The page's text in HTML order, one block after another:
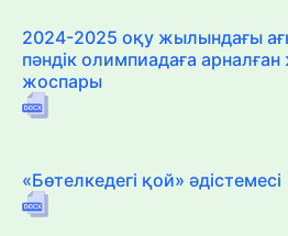
2024-2025 оқу жылындағы
пәндік олимпиадаға
жоспары
«Бөтелкедегі қой» әдістемесі